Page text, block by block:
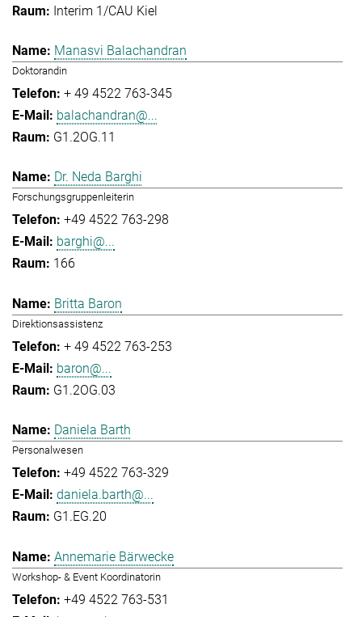
Interim 1/CAU Kiel
Manasvi Balachandran
Doktorandin
+ 49 4522 763-345
balachandran@...
G1.2OG.11
Dr. Neda Barghi
Forschungsgruppenleiterin
+49 4522 763-298
barghi@...
166
Britta Baron
Direktionsassistenz
+ 49 4522 763-253
baron@...
G1.2OG.03
Daniela Barth
Personalwesen
+49 4522 763-329
daniela.barth@...
G1.EG.20
Annemarie Bärwecke
Workshop- & Event Koordinatorin
+49 4522 763-531